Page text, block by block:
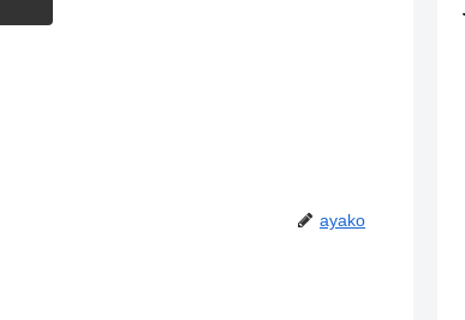
ayako